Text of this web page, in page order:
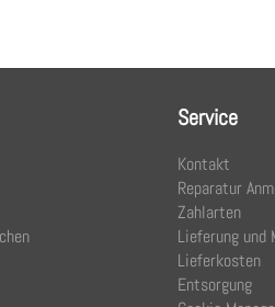
Service
Kontakt
Reparatur
Zahlarten
Lieferung und
Lieferkosten
Entsorgung